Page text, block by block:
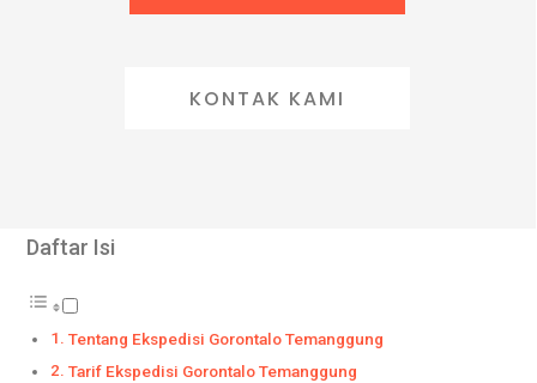
KONTAK KAMI
Daftar Isi
Tentang Ekspedisi Gorontalo Temanggung
Tarif Ekspedisi Gorontalo Temanggung